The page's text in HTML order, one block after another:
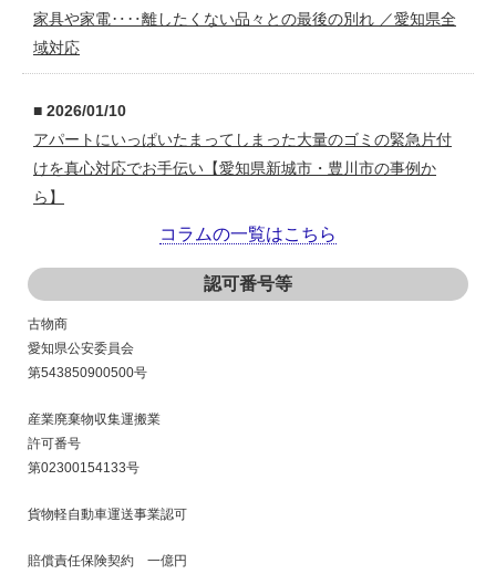
家具や家電‥‥離したくない品々との最後の別れ ／愛知県全
域対応
■ 2026/01/10
アパートにいっぱいたまってしまった大量のゴミの緊急片付
けを真心対応でお手伝い【愛知県新城市・豊川市の事例か
ら】
愛知県豊田市／森林や庭木の伐採の専門業者が『自慢のハス
クバーナー・ゼノア製のチェーンソー』をお売りします(希望
のお客様には実演指導付き)！！
■ 2025/04/12
冷蔵庫も洗濯機、エアコン、液晶テレビ等のリサイクル法電
化製品も『とにかく買って安く売る！』リサイクルショップ
■ 2025/01/03
コラムの一覧はこちら
認可番号等
古物商
愛知県公安委員会
第543850900500号
産業廃棄物収集運搬業
許可番号
第02300154133号
貨物軽自動車運送事業認可
賠償責任保険契約 一億円